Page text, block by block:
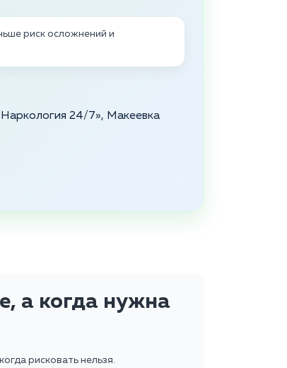
риск осложнений и
24/7», Макеевка
а когда нужна
рисковать нельзя.